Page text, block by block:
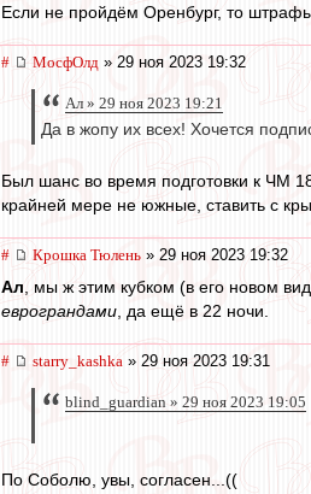
Если не пройдём Оренбург, то
# МосфОлд » 29 ноя 2023 19:32
Ал » 29 ноя 2023 19:21
Да в жопу их всех! Хочется
Был шанс во время подготовки к ЧМ
крайней мере не южные, ставить с
# Крошка Тюлень » 29 ноя 2023 19:32
Ал , мы ж этим кубком (в его новом
еврограндами , да ещё в 22 ночи.
# starry_kashka » 29 ноя 2023 19:31
blind_guardian » 29 ноя 2023 19:05
По Соболю, увы, согласен...((